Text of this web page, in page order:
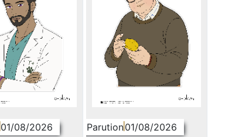
01/08/2026 Parution01/08/2026